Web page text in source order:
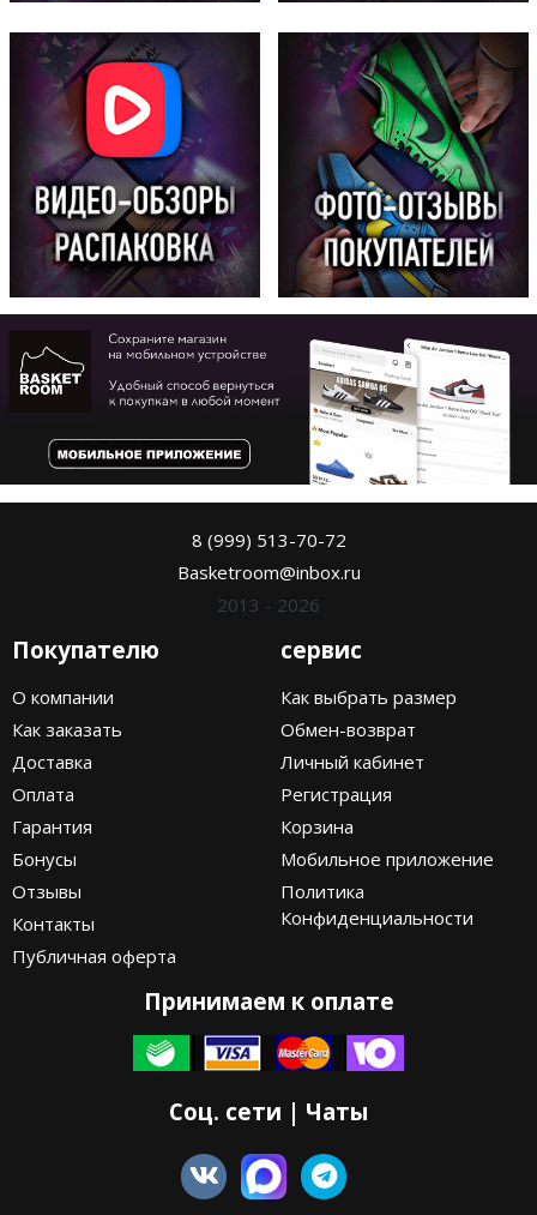
8 (999) 513-70-72
Basketroom@inbox.ru
2013 - 2026
Покупателю
О компании
Как заказать
Доставка
Оплата
Гарантия
Бонусы
Отзывы
Контакты
Публичная оферта
сервис
Как выбрать размер
Обмен-возврат
Личный кабинет
Регистрация
Корзина
Мобильное приложение
Политика
Конфиденциальности
Принимаем к оплате
Соц. сети | Чаты